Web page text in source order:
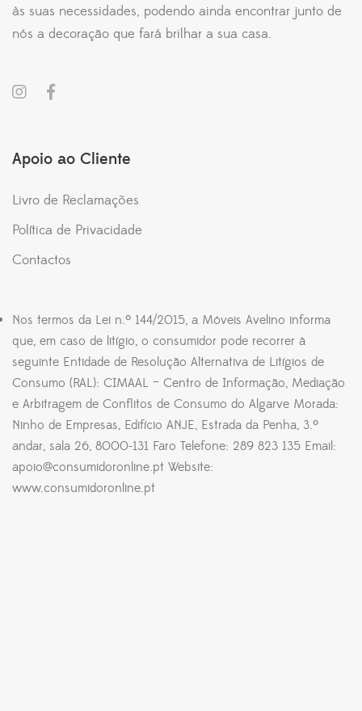
às suas necessidades, podendo ainda encontrar junto de
nós a decoração que fará brilhar a sua casa.
Apoio ao Cliente
Livro de Reclamações
Política de Privacidade
Contactos
Nos termos da Lei n.º 144/2015, a Móveis Avelino informa
que, em caso de litígio, o consumidor pode recorrer à
seguinte Entidade de Resolução Alternativa de Litígios de
Consumo (RAL): CIMAAL – Centro de Informação, Mediação
e Arbitragem de Conflitos de Consumo do Algarve Morada:
Ninho de Empresas, Edifício ANJE, Estrada da Penha, 3.º
andar, sala 26, 8000-131 Faro Telefone: 289 823 135 Email:
apoio@consumidoronline.pt Website:
www.consumidoronline.pt